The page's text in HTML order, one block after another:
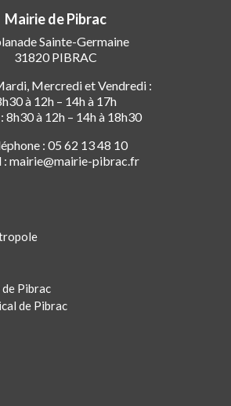
Mairie de Pibrac
Sainte-Germaine
31820 PIBRAC
Mercredi et Vendredi :
à 12h – 14h à 17h
8h30 à 12h – 14h à 18h30
: 05 62 13 48 10
: mairie@mairie-pibrac.fr
Pibrac
de Pibrac